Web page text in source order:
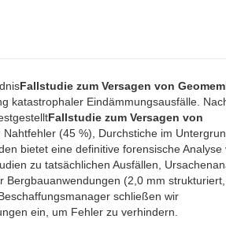
Fallstudie zum Versagen von
katastrophaler Eindämmungsausfälle.
Fallstudie zum Versagen von
(45 %), Durchstiche im
bietet eine definitive forensische Analyse
zu tatsächlichen Ausfällen,
Bergbauanwendungen (2,0 mm
schließen wir
ein, um Fehler zu verhindern.